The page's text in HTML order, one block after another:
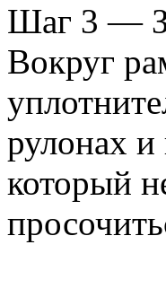
Шаг 3 —
Вокруг
рулонах
который